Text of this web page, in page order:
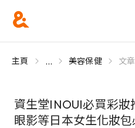
主頁 ... 美容保健 文章
資生堂INOUI必買彩妝
眼影等日本女生化妝